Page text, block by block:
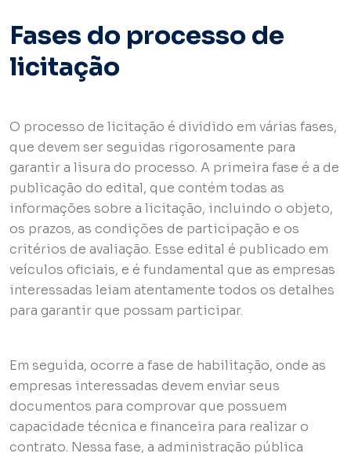
Fases do processo de
licitação
O processo de licitação é dividido em várias fases,
que devem ser seguidas rigorosamente para
garantir a lisura do processo. A primeira fase é a de
publicação do edital, que contém todas as
informações sobre a licitação, incluindo o objeto,
os prazos, as condições de participação e os
critérios de avaliação. Esse edital é publicado em
veículos oficiais, e é fundamental que as empresas
interessadas leiam atentamente todos os detalhes
para garantir que possam participar.
Em seguida, ocorre a fase de habilitação, onde as
empresas interessadas devem enviar seus
documentos para comprovar que possuem
capacidade técnica e financeira para realizar o
contrato. Nessa fase, a administração pública